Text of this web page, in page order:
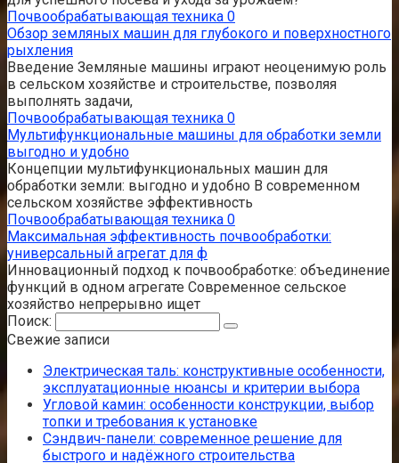
Почвообрабатывающая техника 0
Обзор земляных машин для глубокого и поверхностного
рыхления
Введение Земляные машины играют неоценимую роль
в сельском хозяйстве и строительстве, позволяя
выполнять задачи,
Почвообрабатывающая техника 0
Мультифункциональные машины для обработки земли
выгодно и удобно
Концепции мультифункциональных машин для
обработки земли: выгодно и удобно В современном
сельском хозяйстве эффективность
Почвообрабатывающая техника 0
Максимальная эффективность почвообработки:
универсальный агрегат для ф
Инновационный подход к почвообработке: объединение
функций в одном агрегате Современное сельское
хозяйство непрерывно ищет
Поиск:
Свежие записи
Электрическая таль: конструктивные особенности,
эксплуатационные нюансы и критерии выбора
Угловой камин: особенности конструкции, выбор
топки и требования к установке
Сэндвич-панели: современное решение для
быстрого и надёжного строительства